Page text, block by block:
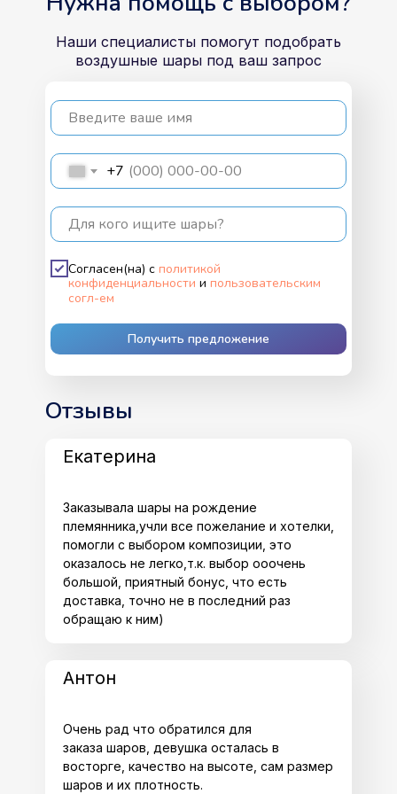
Наши специалисты помогут подобрать
воздушные шары под ваш запрос
Введите ваше имя
+7
Для кого ищите шары?
Согласен(на) с политикой
конфиденциальности и пользовательским
согл-ем
Получить предложение
Отзывы
Заказывала шары на рождение
племянника,учли все пожелание и хотелки,
помогли с выбором композиции, это
оказалось не легко,т.к. выбор ооочень
большой, приятный бонус, что есть
доставка, точно не в последний раз
обращаю к ним)
Екатерина
Очень рад что обратился для
заказа шаров, девушка осталась в
восторге, качество на высоте, сам размер
шаров и их плотность.
Антон